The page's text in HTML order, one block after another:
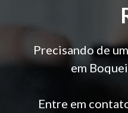
Precisando de
em
Entre em